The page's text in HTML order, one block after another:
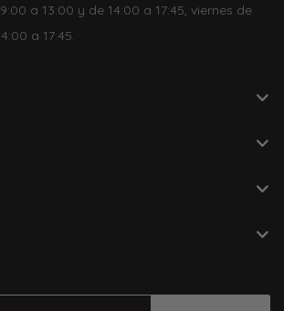
a 13:00 y de 14:00 a 17:45, viernes de
a 17:45.